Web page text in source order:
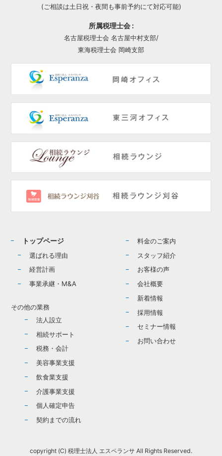
(ご相談は土日祝・夜間も事前予約にて対応可能)
所属税理士会 :
名古屋税理士会 名古屋中村支部/
東海税理士会 岡崎支部
トップページ
選ばれる理由
経営計画
事業承継・M&A
その他の業務
法人設立
相続サポート
税務・会計
美容事業支援
飲食業支援
介護事業支援
個人確定申告
契約までの流れ
料金のご案内
スタッフ紹介
お客様の声
会社概要
新着情報
採用情報
セミナー情報
お問い合わせ
copyright (C) 税理士法人 エスペランサ All Rights Reserved.